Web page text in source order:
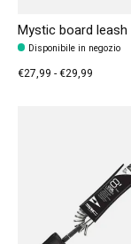
Mystic board leash
Disponibile in negozio
€27,99 - €29,99